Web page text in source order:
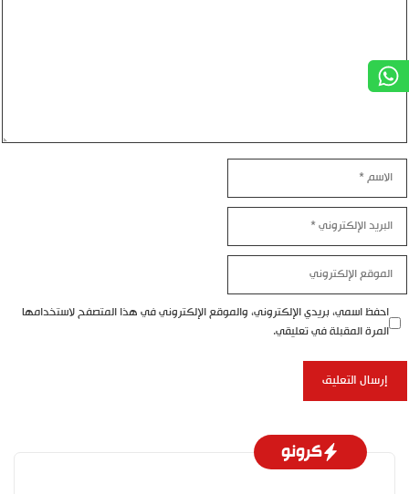
الإلكتروني
الإلكتروني
احفظ اسمي، بريدي الإلكتروني، والموقع الإلكتروني في هذا المتصفح لاستخدامها
المرة المقبلة في تعليقي.
كرونو